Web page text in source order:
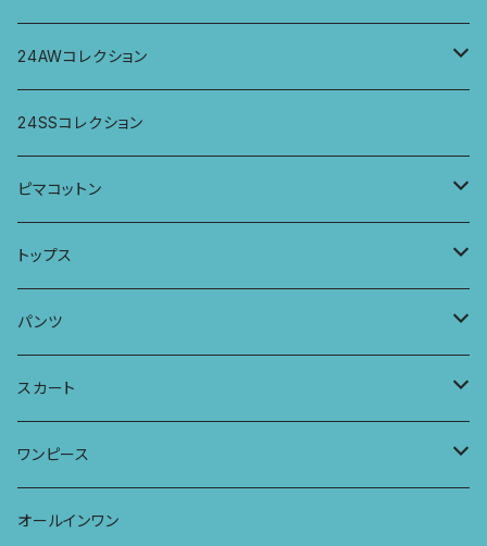
パンツ
ワンピース
パンツ
スカート
パーカー
トップス
パンツ
ワンピース
24AWコレクション
ワイドパンツ
ロングスリーブトップス
ロングスリーブワンピース
Tシャツ
パーカー
ワンピース
24SSコレクション
ピマコットン
Tシャツ
フレンチスリーブラウス
サーフパンツ
ドレス
ストール
トップス
タンクトップ・キャミソール
タンクトップ
キャミソール
ワイドTシャツ
チュニックTシャツ
七分袖トップス
パンツ
アラジンパンツ
ポケット付きアラジンパンツ
ワイドパンツ
スカート
マキシスカート
ワンピース
ワンピース
オールインワン